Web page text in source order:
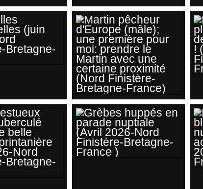
EN VOL
;
EN
-MARNE-
JUVÉNILE (GIVRY
EN ARGONNE-
MARNE-FRANCE -
JUILLET 2026)
NORD
MARTIN PÊCHEUR
D'EUROPE (MÂLE);
UNE PREMIÈRE